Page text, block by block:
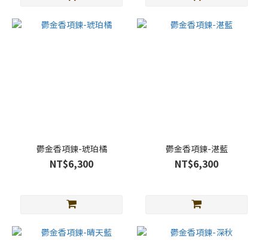
鬱金香項鍊-琥珀橘
NT$6,300
鬱金香項鍊-湛藍
NT$6,300